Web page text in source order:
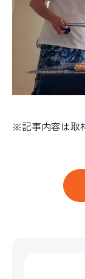
※記事内容は取